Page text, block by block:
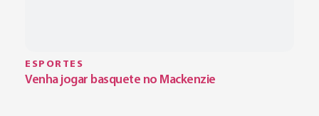
ESPORTES
Venha jogar basquete no Mackenzie